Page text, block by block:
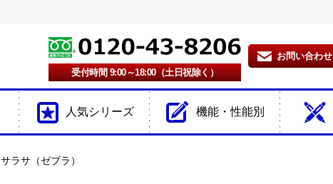
受付時間 9:00～18:00（土日祝除く）
お問い合わせ
人気シリーズ 機能・性能別
サラサ（ゼブラ）